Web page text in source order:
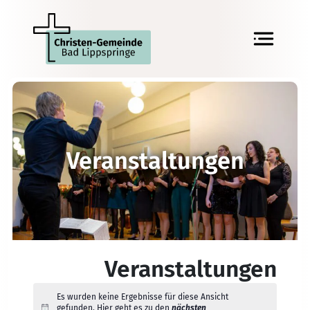
Veranstaltungen
Veranstaltungen
Es wurden keine Ergebnisse für diese Ansicht
gefunden. Hier geht es zu dennächsten